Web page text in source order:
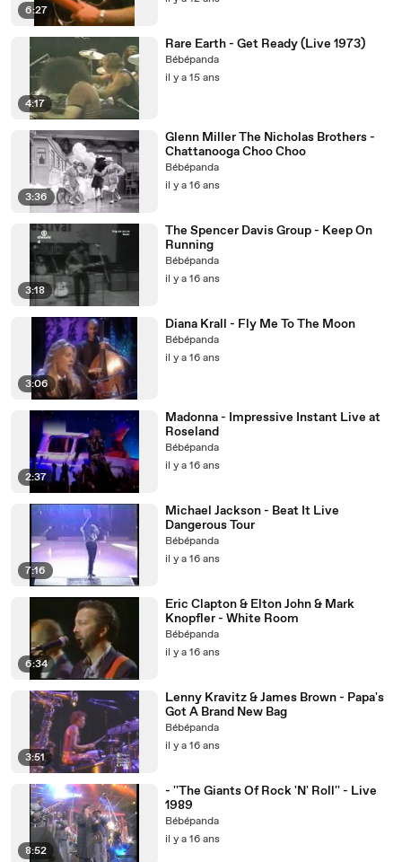
6:27
4:17
Rare Earth - Get Ready (Live 1973)
Bébépanda
il y a 15 ans
3:36
Glenn Miller The Nicholas Brothers -
Chattanooga Choo Choo
Bébépanda
il y a 16 ans
3:18
The Spencer Davis Group - Keep On
Running
Bébépanda
il y a 16 ans
3:06
Diana Krall - Fly Me To The Moon
Bébépanda
il y a 16 ans
2:37
Madonna - Impressive Instant Live at
Roseland
Bébépanda
il y a 16 ans
7:16
Michael Jackson - Beat It Live
Dangerous Tour
Bébépanda
il y a 16 ans
6:34
Eric Clapton & Elton John & Mark
Knopfler - White Room
Bébépanda
il y a 16 ans
3:51
Lenny Kravitz & James Brown - Papa's
Got A Brand New Bag
Bébépanda
il y a 16 ans
8:52
- ''The Giants Of Rock 'N' Roll'' - Live
1989
Bébépanda
il y a 16 ans